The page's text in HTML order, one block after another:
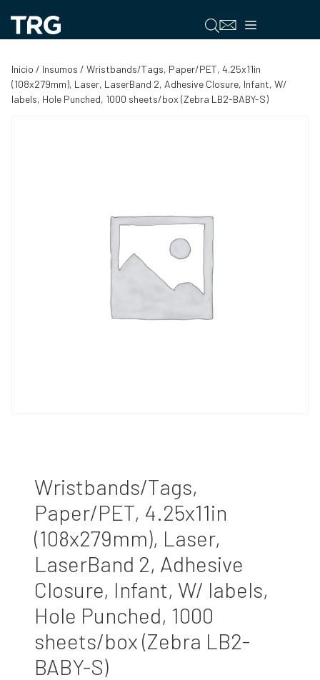
contenido
Menú
Inicio / Insumos / Wristbands/Tags, Paper/PET, 4.25x11in
(108x279mm), Laser, LaserBand 2, Adhesive Closure, Infant, W/
labels, Hole Punched, 1000 sheets/box (Zebra LB2-BABY-S)
Wristbands/Tags,
Paper/PET, 4.25x11in
(108x279mm), Laser,
LaserBand 2, Adhesive
Closure, Infant, W/ labels,
Hole Punched, 1000
sheets/box (Zebra LB2-
BABY-S)